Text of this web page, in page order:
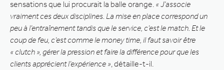
sensations que lui procurait la balle orange. « J’associe
vraiment ces deux disciplines. La mise en place correspond un
peu à l’entraînement tandis que le service, c’est le match. Et le
coup de feu, c’est comme le money time, il faut savoir être
« clutch », gérer la pression et faire la différence pour que les
clients apprécient l’expérience » , détaille-t-il.